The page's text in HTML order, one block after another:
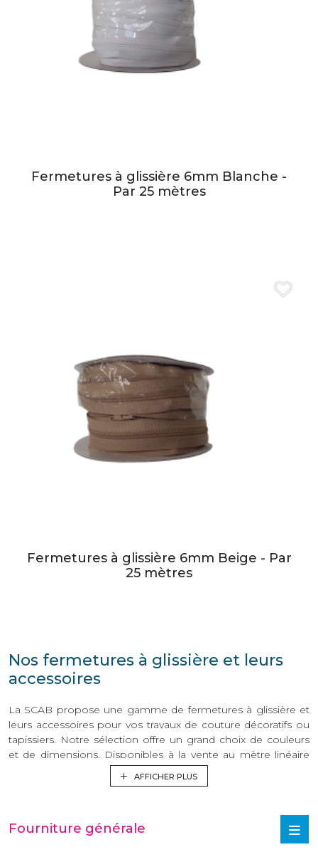
Fermetures à glissière 6mm Blanche -
Par 25 mètres
Fermetures à glissière 6mm Beige - Par
25 mètres
Nos fermetures à glissière et leurs
accessoires
La SCAB propose une gamme de fermetures à glissière et
leurs accessoires pour vos travaux de couture décoratifs ou
tapissiers. Notre sélection offre un grand choix de couleurs
et de dimensions. Disponibles à la vente au mètre linéaire
ou en rouleaux, nos fermetures à glissière sont résistantes et
souples. Elles s’adaptent à tous les types de tissus fins et
fournissons également les accessoires utiles pour préparer
vos fermetures à glissière vous-même à l’atelier avec des
curseurs, tirettes et arrêts en métal. L’outil de pose de
AFFICHER PLUS
Fourniture générale